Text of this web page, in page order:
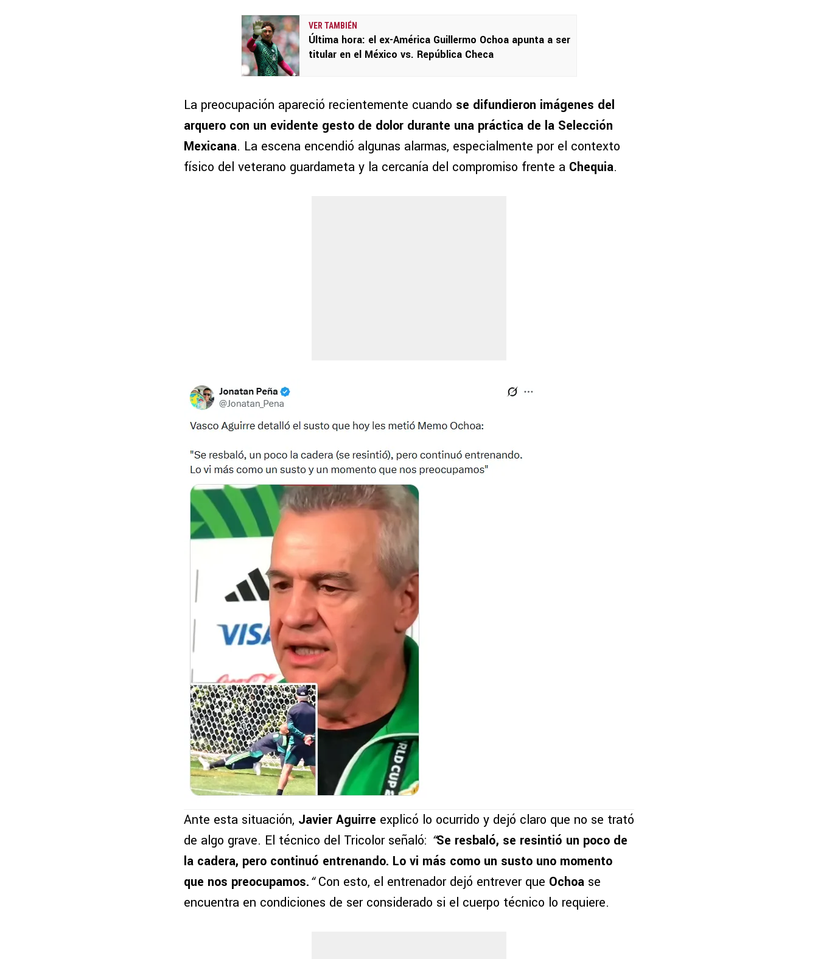
VER TAMBIÉN
Última hora: el ex-América Guillermo Ochoa apunta a ser
titular en el México vs. República Checa
La preocupación apareció recientemente cuando se difundieron imágenes del
arquero con un evidente gesto de dolor durante una práctica de la Selección
Mexicana. La escena encendió algunas alarmas, especialmente por el contexto
físico del veterano guardameta y la cercanía del compromiso frente a Chequia.
Ante esta situación, Javier Aguirre explicó lo ocurrido y dejó claro que no se trató
de algo grave. El técnico del Tricolor señaló: “Se resbaló, se resintió un poco de
la cadera, pero continuó entrenando. Lo vi más como un susto uno momento
que nos preocupamos.“Con esto, el entrenador dejó entrever que Ochoa se
encuentra en condiciones de ser considerado si el cuerpo técnico lo requiere.